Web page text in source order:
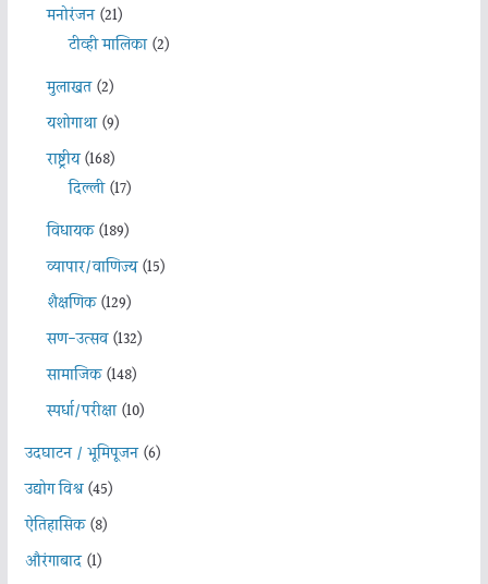
मनोरंजन(21)
टीव्ही मालिका(2)
मुलाखत(2)
यशोगाथा(9)
राष्ट्रीय(168)
दिल्ली(17)
विधायक(189)
व्यापार/वाणिज्य(15)
शैक्षणिक(129)
सण-उत्सव(132)
सामाजिक(148)
स्पर्धा/परीक्षा(10)
उदघाटन / भूमिपूजन(6)
उद्योग विश्व(45)
ऐतिहासिक(8)
औरंगाबाद(1)